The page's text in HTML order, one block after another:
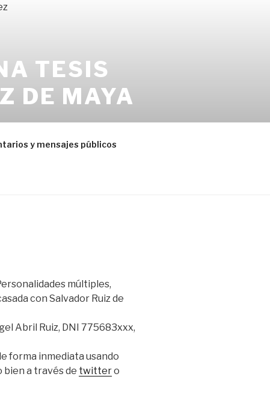
TESIS
DE MAYA
y más
y mensajes públicos
múltiples,
con Salvador Ruiz de
Abril Ruiz, DNI 775683xxx,
forma inmediata usando
bien a través de twittero